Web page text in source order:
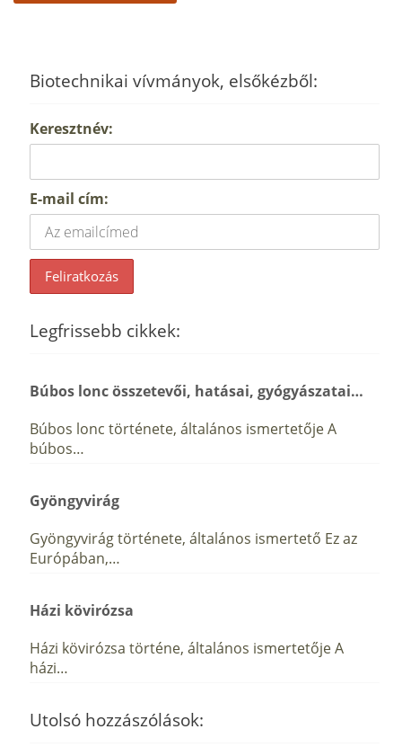
Biotechnikai vívmányok, elsőkézből:
Keresztnév:
E-mail cím:
Legfrissebb cikkek:
Búbos lonc összetevői, hatásai, gyógyászatai…
Búbos lonc története, általános ismertetője A
búbos…
Gyöngyvirág
Gyöngyvirág története, általános ismertető Ez az
Európában,…
Házi kövirózsa
Házi kövirózsa történe, általános ismertetője A
házi…
Utolsó hozzászólások: